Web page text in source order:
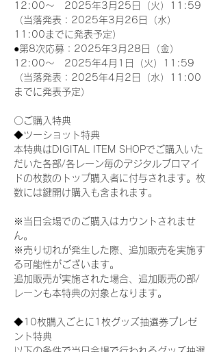
12:00～　2025年3月25日（火）11:59
（当落発表：2025年3月26日（水）
11:00までに発表予定）
●第8次応募：2025年3月28日（金）
12:00～　2025年4月1日（火）11:59
（当落発表：2025年4月2日（水）11:00
までに発表予定）
〇ご購入特典
◆ツーショット特典
本特典はDIGITAL ITEM SHOPでご購入いた
だいた各部/各レーン毎のデジタルブロマイ
ドの枚数のトップ購入者に付与されます。枚
数には鍵開け購入も含まれます。
※当日会場でのご購入はカウントされませ
ん。
※売り切れが発生した際、追加販売を実施す
る可能性がございます。
追加販売が実施された場合、追加販売の部/
レーンも本特典の対象となります。
◆10枚購入ごとに1枚グッズ抽選券プレゼ
ント特典